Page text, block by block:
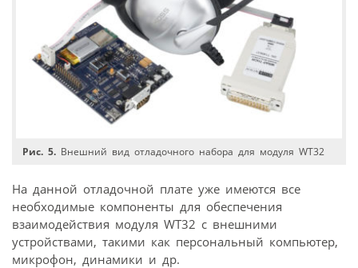
Рис. 5. Внешний вид отладочного набора для модуля WT32
На данной отладочной плате уже имеются все
необходимые компоненты для обеспечения
взаимодействия модуля WT32 с внешними
устройствами, такими как персональный компьютер,
микрофон, динамики и др.